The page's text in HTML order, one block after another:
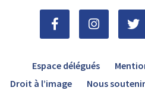
Espace délégués
Droit à l’image
Nous soutenir